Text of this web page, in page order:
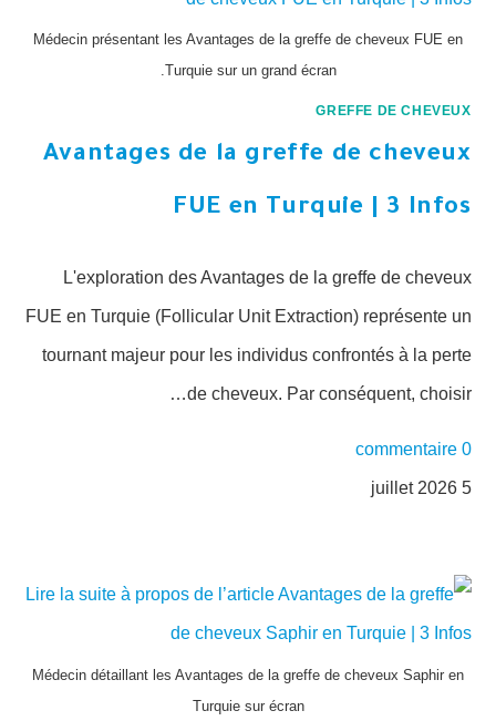
Médecin présentant les Avantages de la greffe de cheveux FUE en
Turquie sur un grand écran.
GREFFE DE CHEVEUX
Avantages de la greffe de cheveux
FUE en Turquie | 3 Infos
L'exploration des Avantages de la greffe de cheveux
FUE en Turquie (Follicular Unit Extraction) représente un
tournant majeur pour les individus confrontés à la perte
de cheveux. Par conséquent, choisir…
0 commentaire
5 juillet 2026
Médecin détaillant les Avantages de la greffe de cheveux Saphir en
Turquie sur écran